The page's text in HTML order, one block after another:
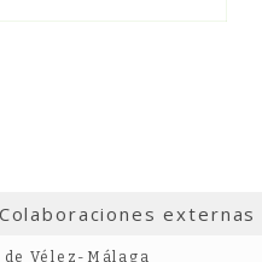
Colaboraciones externas
Vélez-Málaga